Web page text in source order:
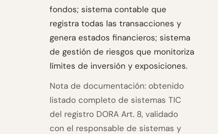
fondos; sistema contable que
registra todas las transacciones y
genera estados financieros; sistema
de gestión de riesgos que monitoriza
límites de inversión y exposiciones.
Nota de documentación: obtenido
listado completo de sistemas TIC
del registro DORA Art. 8, validado
con el responsable de sistemas y